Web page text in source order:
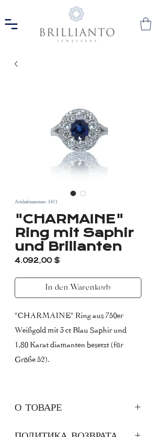
Artikelnummer: 1411
"CHARMAINE"
Ring mit Saphir
und Brillanten
4.092,00 $Preis
In den Warenkorb
"CHARMAINE" Ring aus 750er
Weißgold mit 3 ct Blau Saphir und
1,80 Karat diamanten besetzt (für
Größe 52).
Farbe Diamanten: F
О ТОВАРЕ